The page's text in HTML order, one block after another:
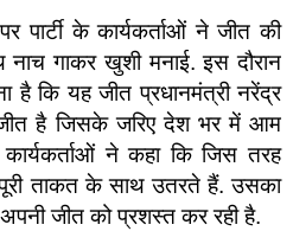
पार्टी के कार्यकर्ताओं ने जीत की
गाकर खुशी मनाई. इस दौरान
है कि यह जीत प्रधानमंत्री नरेंद्र
जीत है जिसके जरिए देश भर में आम
ने कहा कि जिस तरह
पूरी ताकत के साथ उतरते हैं. उसका
अपनी जीत को प्रशस्त कर रही है.